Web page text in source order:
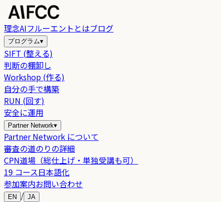
理念AIフルーエントとはブログ
プログラム▾
SIFT (整える)
判断の棚卸し
Workshop (作る)
自分の手で構築
RUN (回す)
安全に運用
Partner Network▾
Partner Network について
審査の道のりの詳細
CPN道場（総仕上げ・単独受講も可）
19 コース日本語化
参加案内お問い合わせ
EN / JA